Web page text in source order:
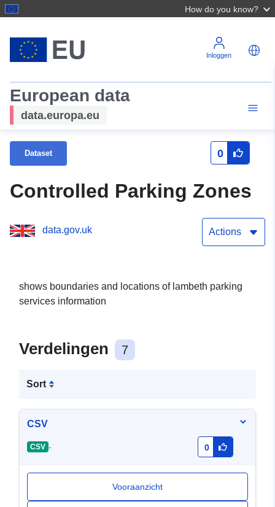
How do you know?
Inloggen
European data
data.europa.eu
Dataset 0
Controlled Parking Zones
data.gov.uk Actions
shows boundaries and locations of lambeth parking
services information
Verdelingen 7
Sort
CSV
CSV - 0
Vooraanzicht